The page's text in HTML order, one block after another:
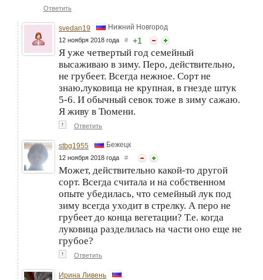
Ответить
svedan19 Нижний Новгород
12 ноября 2018 года # +1
Я уже четвертый год семейный
высаживаю в зиму. Перо, действительно,
не грубеет. Всегда нежное. Сорт не
знаю,луковица не крупная, в гнезде штук
5-6. И обычный севок тоже в зиму сажаю.
Я живу в Тюмени.
↑ Ответить
stbg1955 Бежецк
12 ноября 2018 года #
Может, действительно какой-то другой
сорт. Всегда считала и на собственном
опыте убедилась, что семейный лук под
зиму всегда уходит в стрелку. А перо не
грубеет до конца вегетации? Т.е. когда
луковица разделилась на части оно еще не
грубое?
↑ Ответить
Ирина Ливень